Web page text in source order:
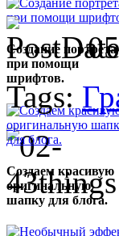
Создание портрета
при помощи
шрифтов.
Создаем красивую
оригинальную
шапку для блога.
Tags: